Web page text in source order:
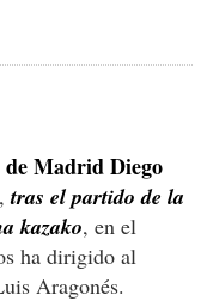
Madrid Diego
tras el partido de la
kazako, en el
ha dirigido al
Aragonés.